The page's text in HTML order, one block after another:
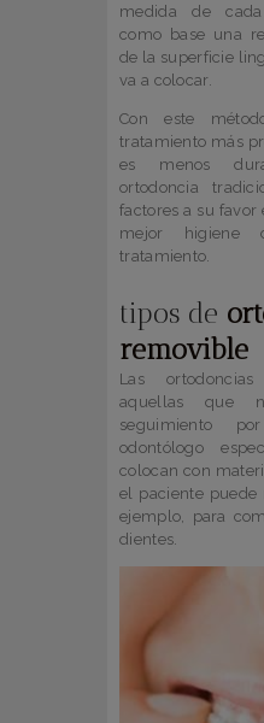
medida de
como base una
de la superficie
va a colocar.
Con este
tratamiento más
es menos
ortodoncia
factores a su
mejor higiene
tratamiento.
tipos de
removible
Las
aquellas que
seguimiento
odontólogo
colocan con
el paciente puede
ejemplo, para
dientes.